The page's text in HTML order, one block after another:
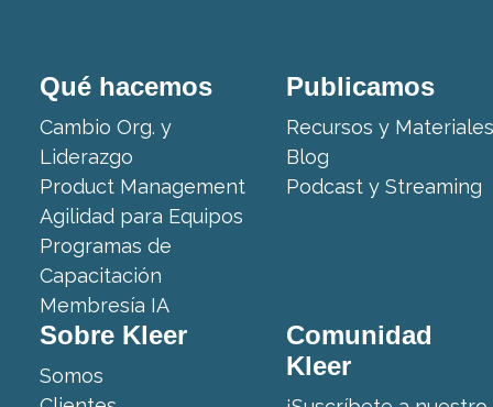
Qué hacemos
Cambio Org. y
Liderazgo
Product Management
Agilidad para Equipos
Programas de
Capacitación
Membresía IA
Publicamos
Recursos y Materiales
Blog
Podcast y Streaming
Sobre Kleer
Somos
Comunidad
Kleer